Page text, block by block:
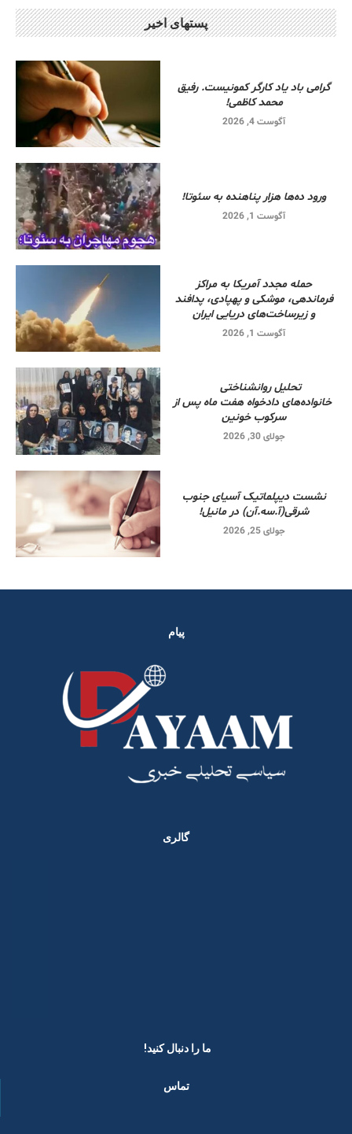
پستهای اخیر
گرامی باد یاد کارگر کمونیست. رفیق
محمد کاظمی!
آگوست 4, 2026
ورود ده‌ها هزار پناهنده به سئوتا!
آگوست 1, 2026
حمله مجدد آمریکا به مراکز
فرماندهی، موشکی و پهپادی، پدافند
و زیرساخت‌های دریایی ایران
آگوست 1, 2026
تحلیل روانشناختی
خانواده‌های دادخواه هفت ماه پس از
سرکوب خونین
جولای 30, 2026
نشست دیپلماتیک آسیای جنوب
شرقی‌(آ.سه.آن) در مانیل!
جولای 25, 2026
پیام
گالری
ما را دنبال کنید! ​
تماس